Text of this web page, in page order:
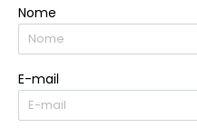
Nome
E-mail